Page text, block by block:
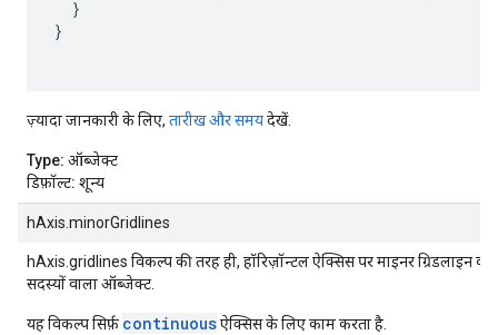
  }
}
ज़्यादा जानकारी के लिए, तारीख और समयदेखें.
Type: ऑब्जेक्ट
डिफ़ॉल्ट: शून्य
hAxis.minorGridlines
hAxis.gridlines विकल्प की तरह ही, हॉरिज़ॉन्टल ऐक्सिस पर माइनर ग्रिडलाइन
सदस्यों वाला ऑब्जेक्ट.
यह विकल्प सिर्फ़ continuousऐक्सिस के लिए काम करता है.